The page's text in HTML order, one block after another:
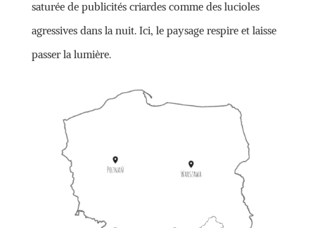
saturée de publicités criardes comme des lucioles
agressives dans la nuit. Ici, le paysage respire et laisse
passer la lumière.